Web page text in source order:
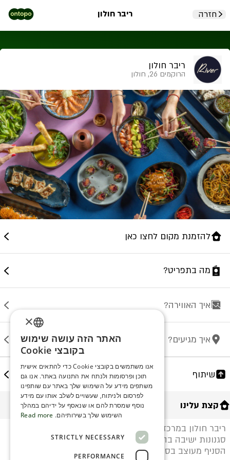
חזרה ריבר חולון
ריבר חולון
הרוקמים 26, חולון
להזמנת מקום לחצו כאן
מה בתפריט?
איך האווירה?
איך מגיעים?
שיתוף
קצת עלינו
ריבר חולון במרכז עזריאלי החדש מציע מגוון רחב של
סגנונות ישיבה בהתאם להעדפת הלקוח, בחוץ/בפנים.
הסניף מעוצב בסגנון עכשווי באווירת פיוז׳ן ומשלב
ENGLISH
SERBIA
HEBREW
RUSSIAN
SERBIAN-2
×
האתר הזה עושה שימוש
בקובצי Cookie
אנו משתמשים בקובצי Cookie כדי להתאים אישית
תוכן ופרסומות ולנתח את התנועה באתר. אנו גם
משתפים מידע על השימוש שלך באתר עם שותפינו
לפרסום ולניתוח, שעשויים לשלב אותו עם מידע
נוסף שמסרת להם או שנאסף על ידיהם במהלך
השימוש שלך בשירותיהם. Read more
STRICTLY NECESSARY
PERFORMANCE